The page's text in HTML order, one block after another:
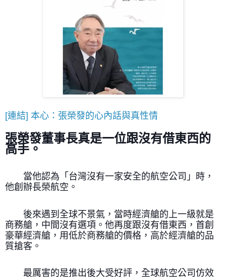
[連結] 本心：張榮發的心內話與真性情
張榮發董事長真是一位跟沒有借東西的
高手。
當他認為「台灣沒有一家安全的航空公司」時，
他創辦長榮航空。
後來遇到全球不景氣，當時經濟艙的上一級就是
商務艙，中間沒有選項。他再度跟沒有借東西，首創
豪華經濟艙，用低於商務艙的價格，高於經濟艙的品
質搶客。
最厲害的是推出後大受好評，全球航空公司仿效